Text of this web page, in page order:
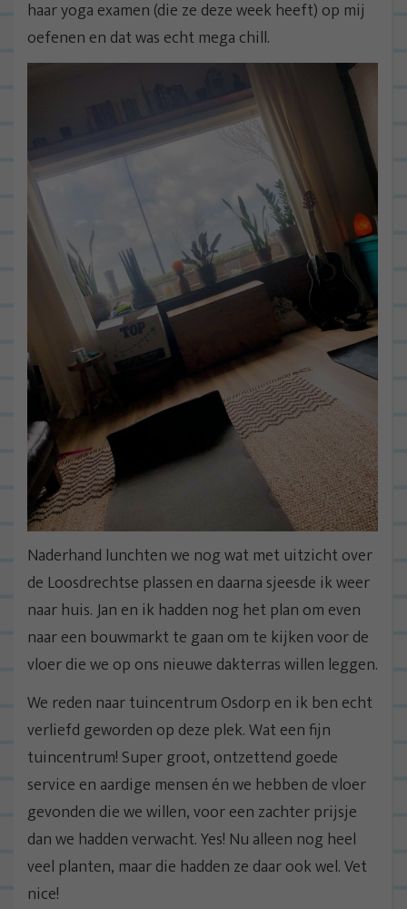
haar yoga examen (die ze deze week heeft) op mij
oefenen en dat was echt mega chill.
Naderhand lunchten we nog wat met uitzicht over
de Loosdrechtse plassen en daarna sjeesde ik weer
naar huis. Jan en ik hadden nog het plan om even
naar een bouwmarkt te gaan om te kijken voor de
vloer die we op ons nieuwe dakterras willen leggen.
We reden naar tuincentrum Osdorp en ik ben echt
verliefd geworden op deze plek. Wat een fijn
tuincentrum! Super groot, ontzettend goede
service en aardige mensen én we hebben de vloer
gevonden die we willen, voor een zachter prijsje
dan we hadden verwacht. Yes! Nu alleen nog heel
veel planten, maar die hadden ze daar ook wel. Vet
nice!